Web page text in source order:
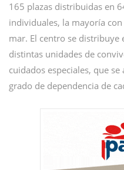
165 plazas distribuidas en
individuales, la mayoría
mar. El centro se distribuye
distintas unidades de
cuidados especiales, que
grado de dependencia de